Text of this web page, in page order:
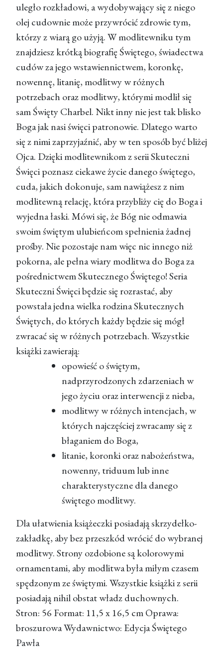
uległo rozkładowi, a wydobywający się z niego
olej cudownie może przywrócić zdrowie tym,
którzy z wiarą go użyją. W modlitewniku tym
znajdziesz krótką biografię Świętego, świadectwa
cudów za jego wstawiennictwem, koronkę,
nowennę, litanię, modlitwy w różnych
potrzebach oraz modlitwy, którymi modlił się
sam Święty Charbel. Nikt inny nie jest tak blisko
Boga jak nasi święci patronowie. Dlatego warto
się z nimi zaprzyjaźnić, aby w ten sposób być bliżej
Ojca. Dzięki modlitewnikom z serii Skuteczni
Święci poznasz ciekawe życie danego świętego,
cuda, jakich dokonuje, sam nawiążesz z nim
modlitewną relację, która przybliży cię do Boga i
wyjedna łaski. Mówi się, że Bóg nie odmawia
swoim świętym ulubieńcom spełnienia żadnej
prośby. Nie pozostaje nam więc nic innego niż
pokorna, ale pełna wiary modlitwa do Boga za
pośrednictwem Skutecznego Świętego! Seria
Skuteczni Święci będzie się rozrastać, aby
powstała jedna wielka rodzina Skutecznych
Świętych, do których każdy będzie się mógł
zwracać się w różnych potrzebach. Wszystkie
książki zawierają:
opowieść o świętym,
nadprzyrodzonych zdarzeniach w
jego życiu oraz interwencji z nieba,
modlitwy w różnych intencjach, w
których najczęściej zwracamy się z
błaganiem do Boga,
litanie, koronki oraz nabożeństwa,
nowenny, triduum lub inne
charakterystyczne dla danego
świętego modlitwy.
Dla ułatwienia książeczki posiadają skrzydełko-
zakładkę, aby bez przeszkód wrócić do wybranej
modlitwy. Strony ozdobione są kolorowymi
ornamentami, aby modlitwa była miłym czasem
spędzonym ze świętymi. Wszystkie książki z serii
posiadają nihil obstat władz duchownych.
Stron: 56 Format: 11,5 x 16,5 cm Oprawa:
broszurowa Wydawnictwo: Edycja Świętego
Pawła